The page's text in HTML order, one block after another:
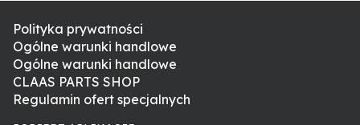
Polityka prywatności
Ogólne warunki handlowe
Ogólne warunki handlowe
CLAAS PARTS SHOP
Regulamin ofert specjalnych